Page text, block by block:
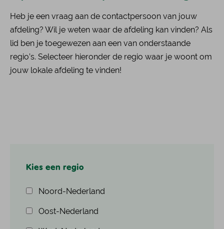
Heb je een vraag aan de contactpersoon van jouw
afdeling? Wil je weten waar de afdeling kan vinden? Als
lid ben je toegewezen aan een van onderstaande
regio’s. Selecteer hieronder de regio waar je woont om
jouw lokale afdeling te vinden!
Kies een regio
Noord-Nederland
Oost-Nederland